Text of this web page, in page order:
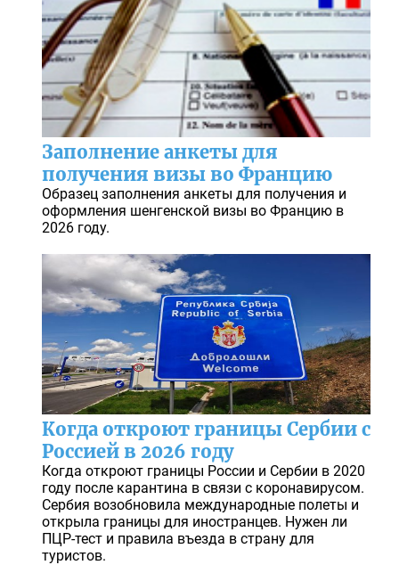
Заполнение анкеты для
получения визы во Францию
Образец заполнения анкеты для получения и
оформления шенгенской визы во Францию в
2026 году.
Когда откроют границы Сербии с
Россией в 2026 году
Когда откроют границы России и Сербии в 2020
году после карантина в связи с коронавирусом.
Сербия возобновила международные полеты и
открыла границы для иностранцев. Нужен ли
ПЦР-тест и правила въезда в страну для
туристов.